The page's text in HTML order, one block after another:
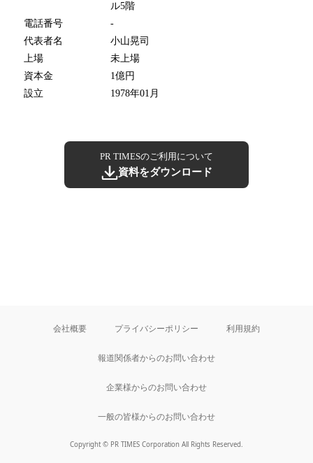
ル5階
電話番号
-
代表者名
小山晃司
上場
未上場
資本金
1億円
設立
1978年01月
PR TIMESのご利用について
資料をダウンロード
会社概要 プライバシーポリシー 利用規約
報道関係者からのお問い合わせ
企業様からのお問い合わせ
一般の皆様からのお問い合わせ
Copyright © PR TIMES Corporation All Rights Reserved.